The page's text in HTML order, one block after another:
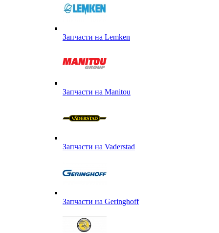
Запчасти на Lemken
Запчасти на Manitou
Запчасти на Vaderstad
Запчасти на Geringhoff